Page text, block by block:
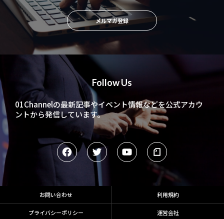
Follow Us
01Channelの最新記事やイベント情報などを公式アカウ
ントから発信しています。
メルマガ登録
お問い合わせ 利用規約
プライバシーポリシー 運営会社